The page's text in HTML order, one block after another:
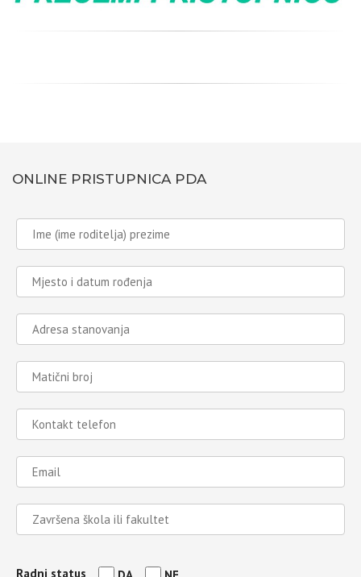
ONLINE PRISTUPNICA PDA
Radni status